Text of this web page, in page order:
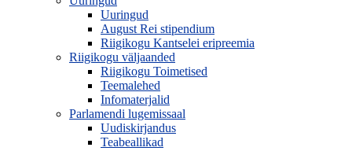
Uuringud
August Rei stipendium
Riigikogu Kantselei eripreemia
Riigikogu väljaanded
Riigikogu Toimetised
Teemalehed
Infomaterjalid
Parlamendi lugemissaal
Uudiskirjandus
Teabeallikad